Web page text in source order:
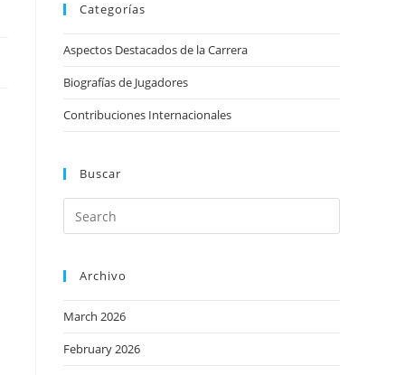
Categorías
Aspectos Destacados de la Carrera
Biografías de Jugadores
Contribuciones Internacionales
Buscar
Archivo
March 2026
February 2026